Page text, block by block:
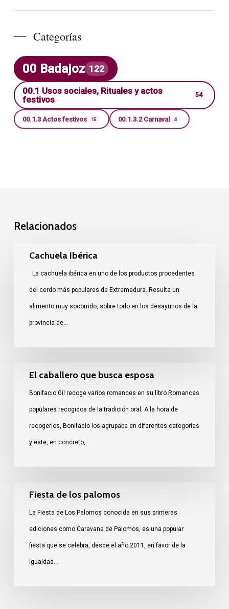
Categorías
00 Badajoz 122
00.1 Usos sociales, Rituales y actos
festivos
54
00.1.3 Actos festivos 15 00.1.3.2 Carnaval 4
Relacionados
Cachuela
Cachuela Ibérica
La cachuela ibérica en uno de los productos procedentes
del cerdo más populares de Extremadura. Resulta un
alimento muy socorrido, sobre todo en los desayunos de la
provincia de…
El caballero que busca esposa
Bonifacio Gil recoge varios romances en su libro Romances
populares recogidos de la tradición oral. A la hora de
recogerlos, Bonifacio los agrupaba en diferentes categorías
y este, en concreto,…
FiestaFiesta de los palomos
La Fiesta de Los Palomos conocida en sus primeras
ediciones como Caravana de Palomos, es una popular
fiesta que se celebra, desde el año 2011, en favor de la
igualdad…